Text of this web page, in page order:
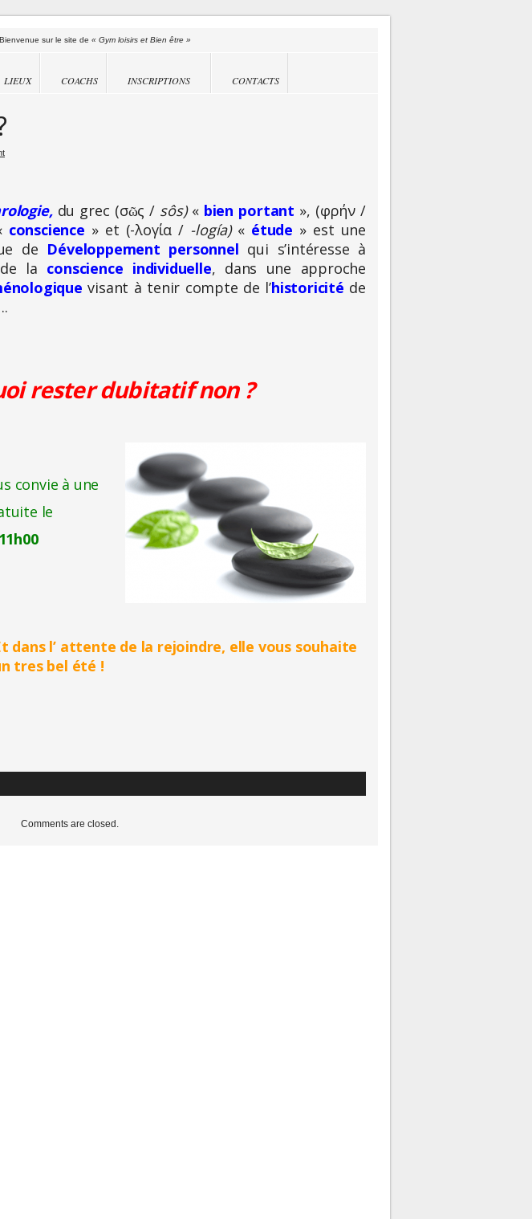
sur le site de « Gym loisirs et Bien être »
LIEUX COACHS INSCRIPTIONS CONTACTS
du grec (σῶς / sôs)« bien portant », (φρήν/
conscience » et (-λογία / -logía)« étude » est une
de Développement personnel qui s’intéresse à
la conscience individuelle, dans une approche
visant à tenir compte de l’historicité de
rester dubitatif non ?
convie à une
le
dans l’ attente de la rejoindre, elle vous souhaite
tres bel été !
Comments are closed.